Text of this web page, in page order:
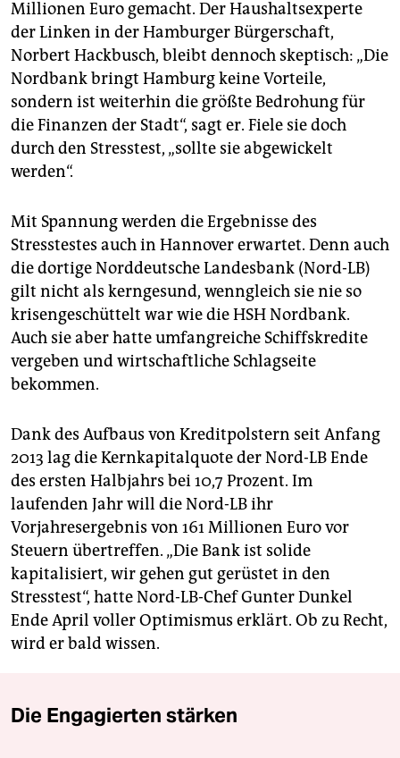
Millionen Euro gemacht. Der Haushaltsexperte
der Linken in der Hamburger Bürgerschaft,
Norbert Hackbusch, bleibt dennoch skeptisch: „Die
Nordbank bringt Hamburg keine Vorteile,
sondern ist weiterhin die größte Bedrohung für
die Finanzen der Stadt“, sagt er. Fiele sie doch
durch den Stresstest, „sollte sie abgewickelt
werden“.
Mit Spannung werden die Ergebnisse des
Stresstestes auch in Hannover erwartet. Denn auch
die dortige Norddeutsche Landesbank (Nord-LB)
gilt nicht als kerngesund, wenngleich sie nie so
krisengeschüttelt war wie die HSH Nordbank.
Auch sie aber hatte umfangreiche Schiffskredite
vergeben und wirtschaftliche Schlagseite
bekommen.
Dank des Aufbaus von Kreditpolstern seit Anfang
2013 lag die Kernkapitalquote der Nord-LB Ende
des ersten Halbjahrs bei 10,7 Prozent. Im
laufenden Jahr will die Nord-LB ihr
Vorjahresergebnis von 161 Millionen Euro vor
Steuern übertreffen. „Die Bank ist solide
kapitalisiert, wir gehen gut gerüstet in den
Stresstest“, hatte Nord-LB-Chef Gunter Dunkel
Ende April voller Optimismus erklärt. Ob zu Recht,
wird er bald wissen.
Die Engagierten stärken